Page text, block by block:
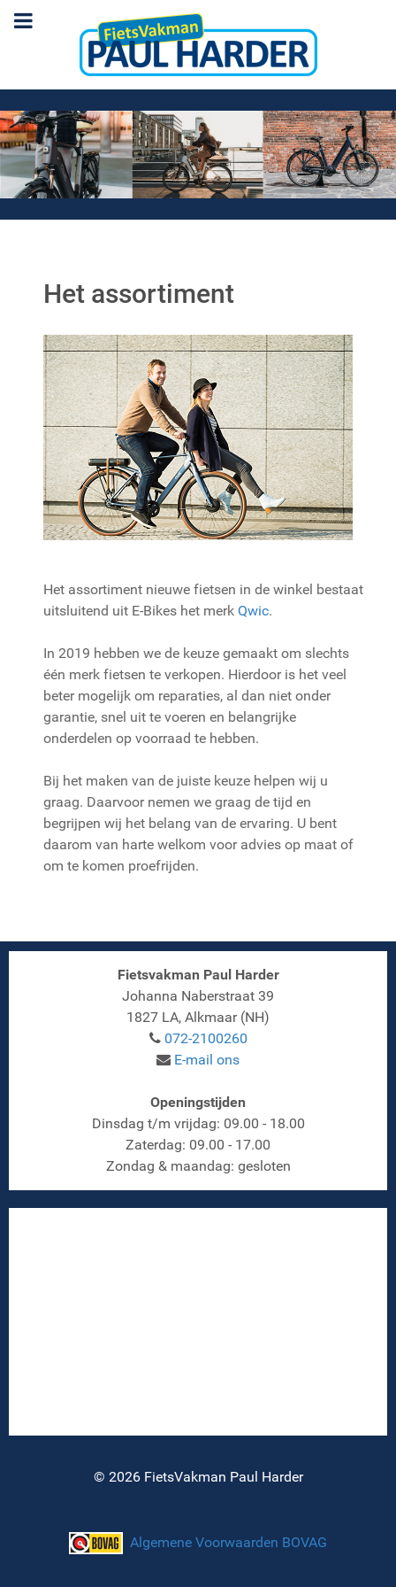
Het assortiment
Het assortiment nieuwe fietsen in de winkel bestaat
uitsluitend uit E-Bikes het merk Qwic.
In 2019 hebben we de keuze gemaakt om slechts
één merk fietsen te verkopen. Hierdoor is het veel
beter mogelijk om reparaties, al dan niet onder
garantie, snel uit te voeren en belangrijke
onderdelen op voorraad te hebben.
Bij het maken van de juiste keuze helpen wij u
graag. Daarvoor nemen we graag de tijd en
begrijpen wij het belang van de ervaring. U bent
daarom van harte welkom voor advies op maat of
om te komen proefrijden.
Fietsvakman Paul Harder
Johanna Naberstraat 39
1827 LA, Alkmaar (NH)
072-2100260
E-mail ons
Openingstijden
Dinsdag t/m vrijdag: 09.00 - 18.00
Zaterdag: 09.00 - 17.00
Zondag & maandag: gesloten
© 2026 FietsVakman Paul Harder
Algemene Voorwaarden BOVAG